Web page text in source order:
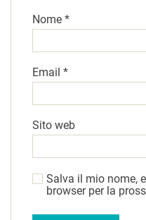
Nome *
Email *
Sito web
Salva il mio nome,
browser per la